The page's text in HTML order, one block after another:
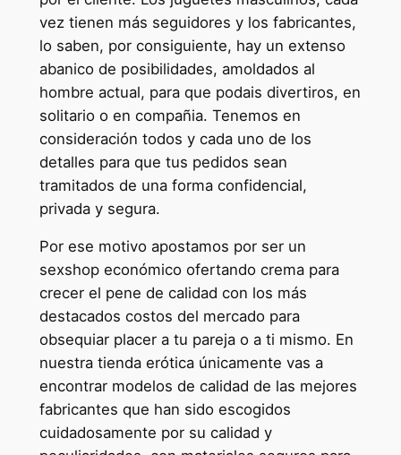
vez tienen más seguidores y los fabricantes,
lo saben, por consiguiente, hay un extenso
abanico de posibilidades, amoldados al
hombre actual, para que podais divertiros, en
solitario o en compañia. Tenemos en
consideración todos y cada uno de los
detalles para que tus pedidos sean
tramitados de una forma confidencial,
privada y segura.
Por ese motivo apostamos por ser un
sexshop económico ofertando crema para
crecer el pene de calidad con los más
destacados costos del mercado para
obsequiar placer a tu pareja o a ti mismo. En
nuestra tienda erótica únicamente vas a
encontrar modelos de calidad de las mejores
fabricantes que han sido escogidos
cuidadosamente por su calidad y